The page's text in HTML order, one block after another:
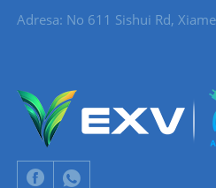
Adresa: No 611 Sishui Rd,